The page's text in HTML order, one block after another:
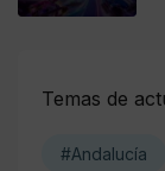
Temas de
#Andalucía